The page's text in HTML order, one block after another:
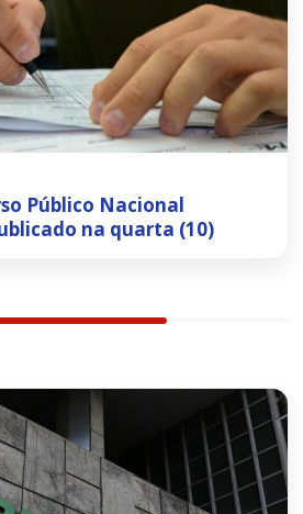
Público Nacional
na quarta (10)